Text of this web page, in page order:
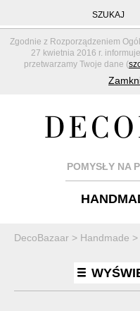
Zgodnie z Rozporządzeniem
27 kwietnia 2016 r.
przetwarzamy Twoje dane (
SZUKAJ
POMYSŁY NA
DecoBazaar > Handmade >